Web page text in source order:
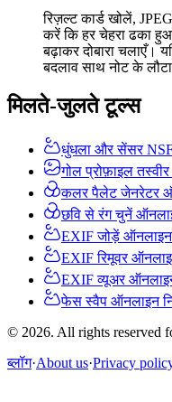
रिज़ल्ट कार्ड खोलें,
करें कि हर चेहरा ढका हुआ
बढ़ाकर दोबारा चलाएँ।
बदलाव साथ नोट के
मिलते-जुलते टूल्स
धुंधला और सेंसर
गोल प्रोफ़ाइल
कलर पैलेट जेनरेटर
छवि से रंग चुनें
EXIF जोड़ें ऑनलाइन
EXIF रिमूवर
EXIF व्यूअर
फेस स्वैप ऑनलाइन
© 2026. All rights reserved
ब्लॉग·About us·Privacy